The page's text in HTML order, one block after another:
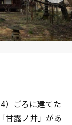
）ごろに建てた
甘露ノ井」があ